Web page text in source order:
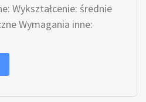
Wykształcenie: średnie
Wymagania inne: